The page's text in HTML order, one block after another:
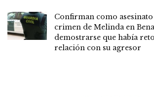
Confirman como
crimen de Melinda en
demostrarse que había
relación con su agresor